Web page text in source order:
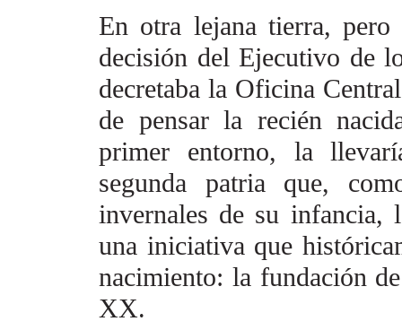
En otra lejana tierra,
decisión del Ejecutivo de
decretaba la Oficina
de pensar la recién
primer entorno, la
segunda patria que,
invernales de su infancia,
una iniciativa que
nacimiento: la fundación
XX.